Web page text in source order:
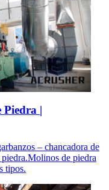
Piedra |
– chancadora de
de piedra
tipos.